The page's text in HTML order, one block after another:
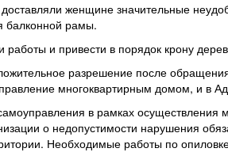
женщине значительные
балконной рамы.
работы и привести в порядок крону
разрешение после
многоквартирным домом, и в
в рамках
о недопустимости нарушения
Необходимые работы по